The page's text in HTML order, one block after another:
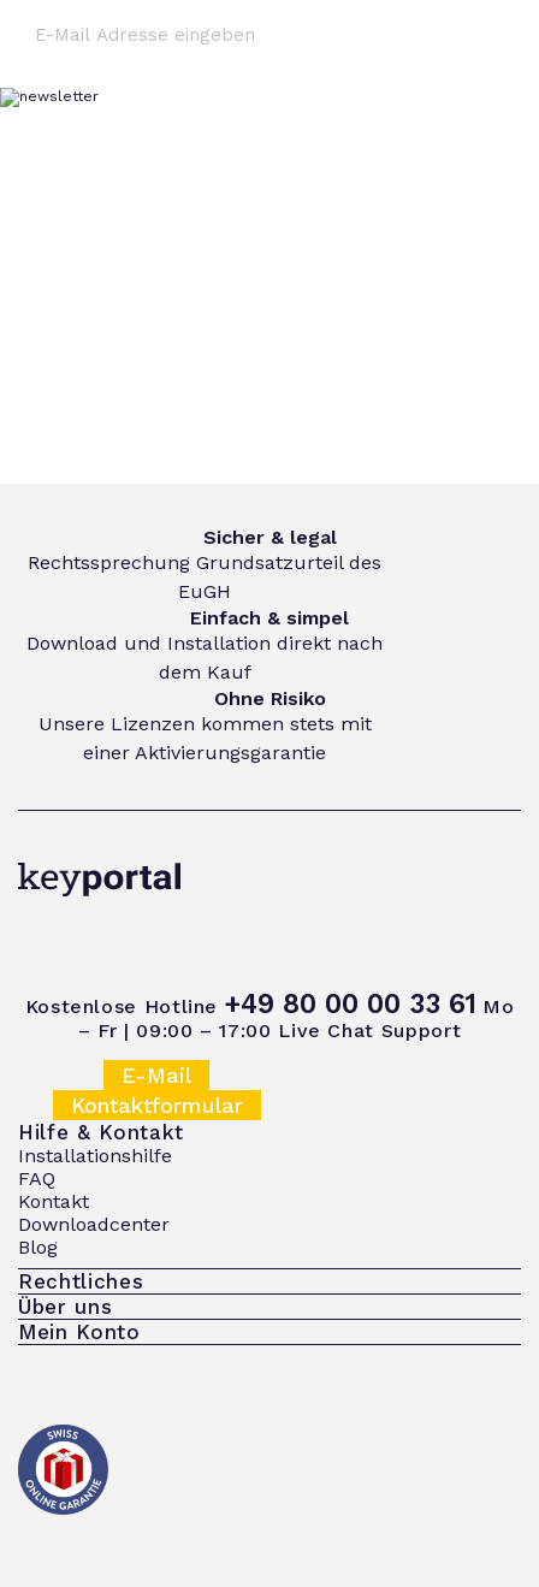
Sicher & legal
Rechtssprechung Grundsatzurteil des
EuGH
Einfach & simpel
Download und Installation direkt nach
dem Kauf
Ohne Risiko
Unsere Lizenzen kommen stets mit
einer Aktivierungsgarantie
Kostenlose Hotline +49 80 00 00 33 61 Mo
– Fr | 09:00 – 17:00 Live Chat Support
E-Mail
Kontaktformular
Hilfe & Kontakt
Installationshilfe
FAQ
Kontakt
Downloadcenter
Blog
Rechtliches
Über uns
Mein Konto